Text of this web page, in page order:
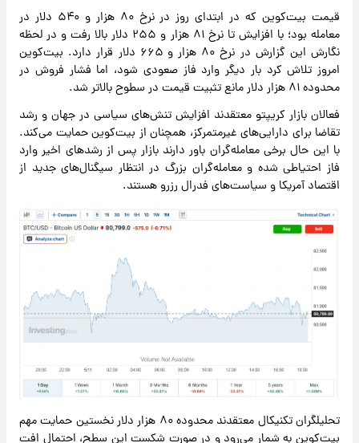
قیمت بیت‌کوین که در ابتدای روز در نرخ ۸۰ هزار و ۵۴۰ دلار در
معامله بود؛ با افزایش تا نرخ ۸۱ هزار و ۲۵۵ دلار بالا رفت و در لحظه
نگارش این گزارش در نرخ ۸۰ هزار و ۶۶۵ دلار قرار دارد. بیت‌کوین
امروز تلاش کرد بار دیگر وارد فاز صعودی شود، اما فشار فروش در
محدوده ۸۱ هزار دلار مانع تثبیت قیمت در سطوح بالاتر شد.
فعالان بازار کریپتو معتقدند افزایش تنش‌های سیاسی در جهان و رشد
تقاضا برای دارایی‌های غیرمتمرکز، همچنان از بیت‌کوین حمایت می‌کند.
با این حال برخی معامله‌گران باور دارند بازار پس از رشدهای اخیر وارد
فاز احتیاطی شده و معامله‌گران بزرگ در انتظار سیگنال‌های جدید از
اقتصاد آمریکا و سیاست‌های فدرال رزرو هستند.
تحلیلگران تکنیکال معتقدند محدوده ۸۰ هزار دلار نخستین حمایت مهم
بیت‌کوین به شمار می‌رود و در صورت شکست این سطح، احتمال افت